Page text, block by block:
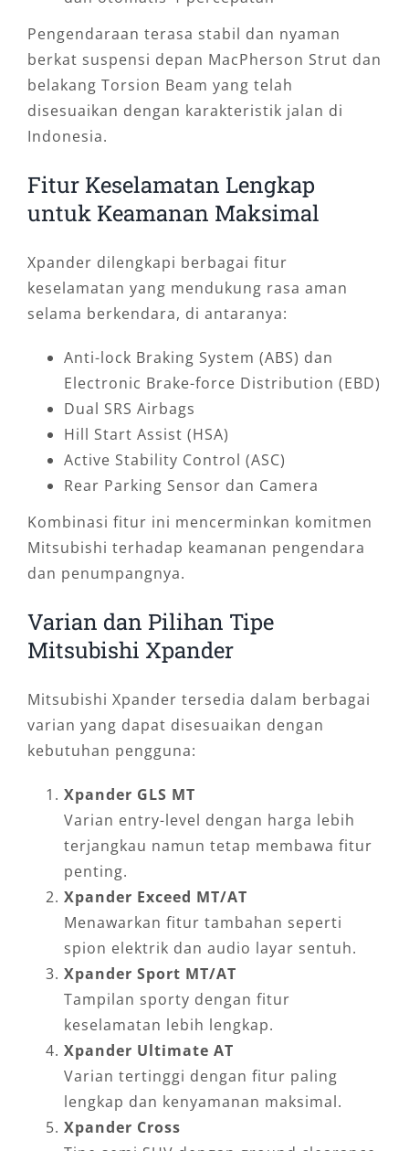
Pengendaraan terasa stabil dan nyaman
berkat suspensi depan MacPherson Strut dan
belakang Torsion Beam yang telah
disesuaikan dengan karakteristik jalan di
Indonesia.
Fitur Keselamatan Lengkap
untuk Keamanan Maksimal
Xpander dilengkapi berbagai fitur
keselamatan yang mendukung rasa aman
selama berkendara, di antaranya:
Anti-lock Braking System (ABS) dan
Electronic Brake-force Distribution (EBD)
Dual SRS Airbags
Hill Start Assist (HSA)
Active Stability Control (ASC)
Rear Parking Sensor dan Camera
Kombinasi fitur ini mencerminkan komitmen
Mitsubishi terhadap keamanan pengendara
dan penumpangnya.
Varian dan Pilihan Tipe
Mitsubishi Xpander
Mitsubishi Xpander tersedia dalam berbagai
varian yang dapat disesuaikan dengan
kebutuhan pengguna:
Xpander GLS MT
Varian entry-level dengan harga lebih
terjangkau namun tetap membawa fitur
penting.
Xpander Exceed MT/AT
Menawarkan fitur tambahan seperti
spion elektrik dan audio layar sentuh.
Xpander Sport MT/AT
Tampilan sporty dengan fitur
keselamatan lebih lengkap.
Xpander Ultimate AT
Varian tertinggi dengan fitur paling
lengkap dan kenyamanan maksimal.
Xpander Cross